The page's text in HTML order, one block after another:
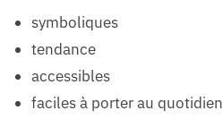
symboliques
tendance
accessibles
faciles à porter au quotidien